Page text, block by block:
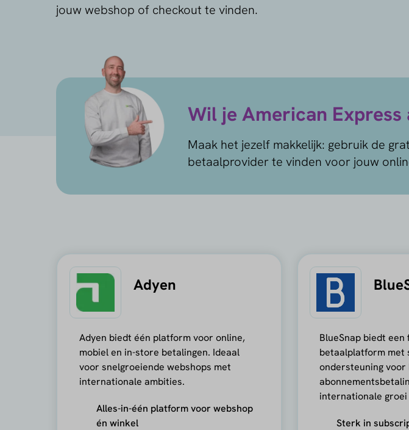
jouw webshop of checkout te vinden.
Wil je American Express
Maak het jezelf makkelijk: gebruik de
betaalprovider te vinden voor jouw
Adyen
Adyen biedt één platform voor online,
mobiel en in-store betalingen. Ideaal
voor snelgroeiende webshops met
internationale ambities.
Alles-in-één platform voor webshop
én winkel
BlueSnap biedt een
betaalplatform met
ondersteuning
internationale
Sterk in